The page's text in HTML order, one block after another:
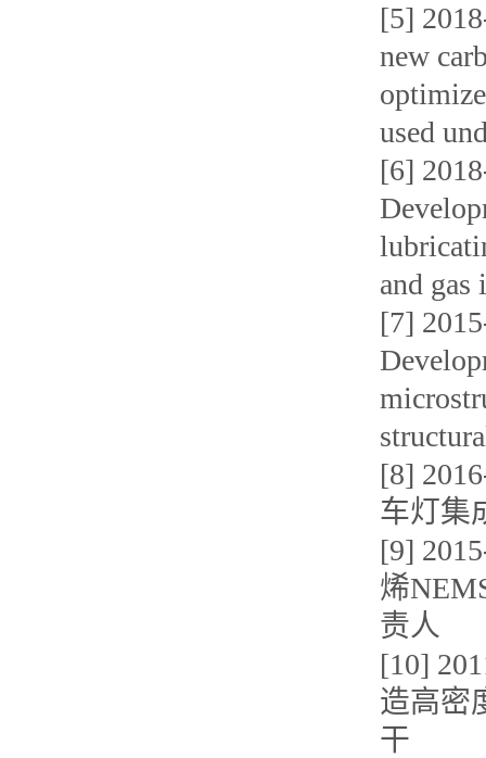
[5]
new
used
[6]
and
[7]
[8]
车灯集
[9]
烯
责人
[10]
造高密
干